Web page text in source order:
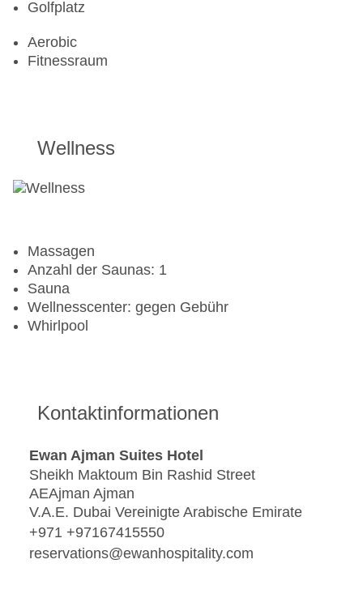
Golfplatz
Aerobic
Fitnessraum
Wellness
Massagen
Anzahl der Saunas: 1
Sauna
Wellnesscenter: gegen Gebühr
Whirlpool
Kontaktinformationen
Ewan Ajman Suites Hotel
Sheikh Maktoum Bin Rashid Street
AEAjman Ajman
V.A.E. Dubai Vereinigte Arabische Emirate
+971 +97167415550
reservations@ewanhospitality.com